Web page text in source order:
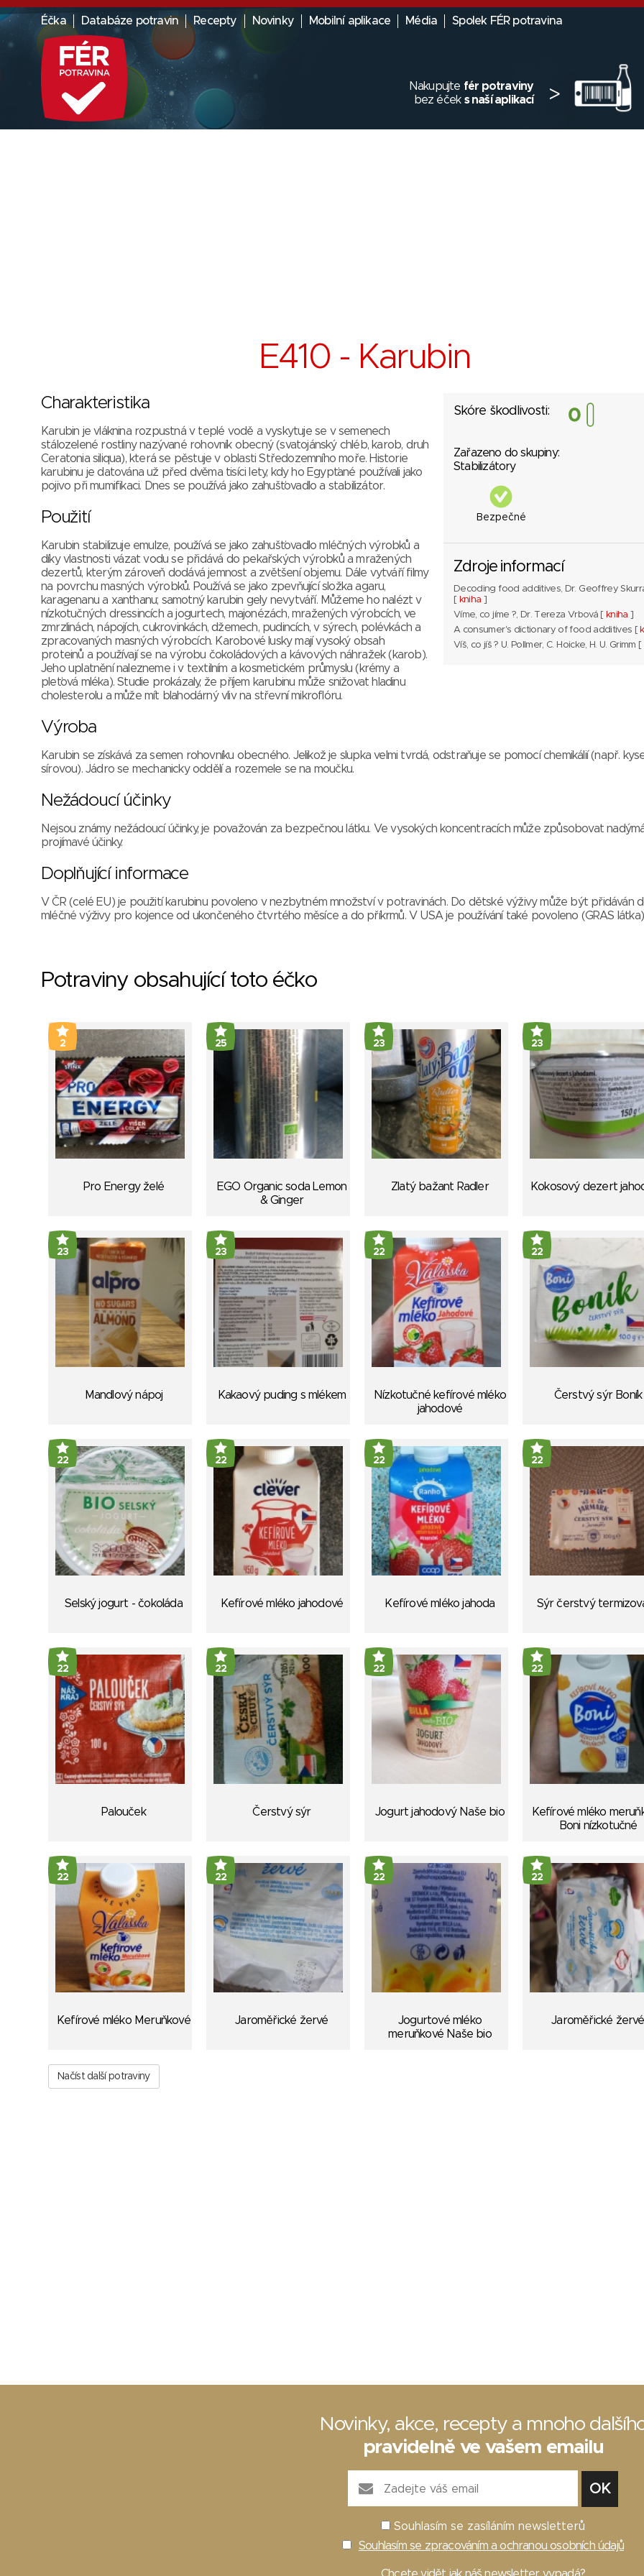
Éčka Databáze potravin Recepty Novinky Mobilní aplikace Média Spolek FÉR potravina
Nakupujte fér potraviny
bez éček s naší aplikací >
E410 - Karubin
Skóre škodlivosti:
Zařazeno do skupiny:
Stabilizátory
Bezpečné
Zdroje informací
Decoding food additives, Dr. Geoffrey
[ kniha ]
Víme, co jíme ?, Dr. Tereza Vrbová [ kniha ]
A consumer's dictionary of food additives [
Víš, co jíš ? U. Pollmer, C. Hoicke, H. U. Grimm [
Charakteristika
Karubin je vláknina rozpustná v teplé vodě a vyskytuje se v semenech
stálozelené rostliny nazývané rohovník obecný (svatojánský chléb, karob, druh
Ceratonia siliqua), která se pěstuje v oblasti Středozemního moře. Historie
karubinu je datována už před dvěma tisíci lety, kdy ho Egypťané používali jako
pojivo při mumifikaci. Dnes se používá jako zahušťovadlo a stabilizátor.
Použití
Karubin stabilizuje emulze, používá se jako zahušťovadlo mléčných výrobků a
díky vlastnosti vázat vodu se přidává do pekařských výrobků a mražených
dezertů, kterým zároveň dodává jemnost a zvětšení objemu. Dále vytváří filmy
na povrchu masných výrobků. Používá se jako zpevňující složka agaru,
karagenanu a xanthanu; samotný karubin gely nevytváří. Můžeme ho nalézt v
nízkotučných dressincích a jogurtech, majonézách, mražených výrobcích, ve
zmrzlinách, nápojích, cukrovinkách, džemech, pudincích, v sýrech, polévkách a
zpracovaných masných výrobcích. Karobové lusky mají vysoký obsah
proteinů a používají se na výrobu čokoládových a kávových náhražek (karob).
Jeho uplatnění nalezneme i v textilním a kosmetickém průmyslu (krémy a
pleťová mléka). Studie prokázaly, že příjem karubinu může snižovat hladinu
cholesterolu a může mít blahodárný vliv na střevní mikroflóru.
Výroba
Karubin se získává za semen rohovníku obecného. Jelikož je slupka velmi tvrdá, odstraňuje se pomocí chemikálií (např.
sírovou). Jádro se mechanicky oddělí a rozemele se na moučku.
Nežádoucí účinky
Nejsou známy nežádoucí účinky, je považován za bezpečnou látku. Ve vysokých koncentracích může způsobovat
projímavé účinky.
Doplňující informace
V ČR (celé EU) je použití karubinu povoleno v nezbytném množství v potravinách. Do dětské výživy může být přidáván
mléčné výživy pro kojence od ukončeného čtvrtého měsíce a do příkrmů. V USA je používání také povoleno (GRAS
Potraviny obsahující toto éčko
2
Pro Energy želé
25
EGO Organic soda Lemon
& Ginger
23
Zlatý bažant Radler
23
Kokosový dezert
23
Mandlový nápoj
23
Kakaový puding s mlékem
22
Nízkotučné kefírové mléko
jahodové
22
Čerstvý sýr Boník
22
Selský jogurt - čokoláda
22
Kefírové mléko jahodové
22
Kefírové mléko jahoda
22
Sýr čerstvý
22
Palouček
22
Čerstvý sýr
22
Jogurt jahodový Naše bio
22
Kefírové mléko
Boni nízkotučné
22
Kefírové mléko Meruňkové
22
Jaroměřické žervé
22
Jogurtové mléko
meruňkové Naše bio
22
Jaroměřické žervé
Načíst další potraviny
Novinky, akce, recepty a mnoho
pravidelně ve vašem emailu
Souhlasím se zasíláním newsletterů
Souhlasím se zpracováním a ochranou osobních údajů